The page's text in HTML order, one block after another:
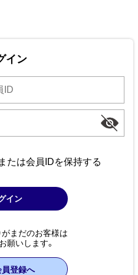
イン
たは会員IDを保持する
がまだのお客様は
願いします。
員登録へ